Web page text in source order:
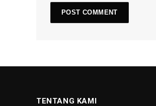
TENTANG KAMI